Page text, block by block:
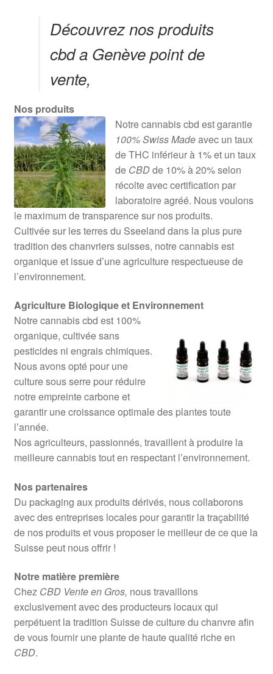
Découvrez nos produits
cbd a Genève point de
vente,
Nos produits
Notre cannabis cbd est garantie
100% Swiss Madeavec un taux
de THC inférieur à 1% et un taux
deCBDde 10% à 20% selon
récolte avec certification par
laboratoire agréé. Nous voulons
le maximum de transparence sur nos produits.
Cultivée sur les terres du Sseeland dans la plus pure
tradition des chanvriers suisses, notre cannabis est
organique et issue d’une agriculture respectueuse de
l’environnement.
Agriculture Biologique et Environnement
Notre cannabis cbd est 100%
organique, cultivée sans
pesticides ni engrais chimiques.
Nous avons opté pour une
culture sous serre pour réduire
notre empreinte carbone et
garantir une croissance optimale des plantes toute
l’année.
Nos agriculteurs, passionnés, travaillent à produire la
meilleure cannabis tout en respectant l’environnement.
Nos partenaires
Du packaging aux produits dérivés, nous collaborons
avec des entreprises locales pour garantir la traçabilité
de nos produits et vous proposer le meilleur de ce que la
Suisse peut nous offrir !
Notre matière première
Chez CBD Vente en Gros, nous travaillons
exclusivement avec des producteurs locaux qui
perpétuent la tradition Suisse de culture du chanvre afin
de vous fournir une plante de haute qualité riche en
CBD.